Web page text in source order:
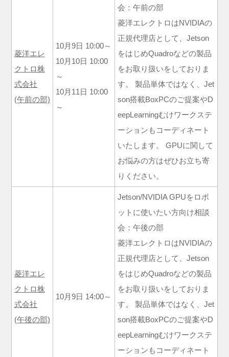
菱洋エレ
クトロ株
式会社
(午前の部)
10月9日 10:00～
10月10日 10:00
～
10月11日 10:00
～
会：午前の部
菱洋エレクトロはNVIDIAの
正規代理店として、Jetson
をはじめQuadroなどの製品
をお取り扱いをしておりま
す。 製品単体ではなく、Jet
son搭載BoxPCのご提案やD
eepLearningむけワークステ
ーションもコーディネート
いたします。 GPUに関して
お悩みの方はぜひお立ち寄
りください。
菱洋エレ
クトロ株
式会社
(午後の部)
10月9日 14:00～
Jetson/NVIDIA GPUをロボ
ットに使いたい方向け相談
会：午後の部
菱洋エレクトロはNVIDIAの
正規代理店として、Jetson
をはじめQuadroなどの製品
をお取り扱いをしておりま
す。 製品単体ではなく、Jet
son搭載BoxPCのご提案やD
eepLearningむけワークステ
ーションもコーディネート